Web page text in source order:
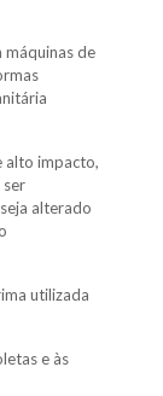
máquinas de
alto impacto,
ser
alterado
utilizada
e às